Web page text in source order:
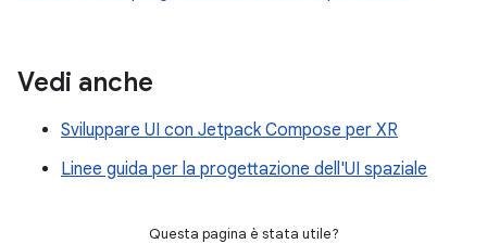
Vedi anche
Sviluppare UI con Jetpack Compose per XR
Linee guida per la progettazione dell'UI spaziale
Questa pagina è stata utile?